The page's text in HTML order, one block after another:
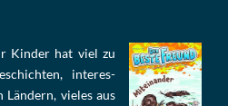
Kin­der hat viel zu
in­te­res­
Län­dern, vie­les aus